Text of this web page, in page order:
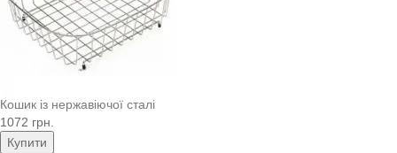
Кошик із нержавіючої сталі
1072 грн.
Купити